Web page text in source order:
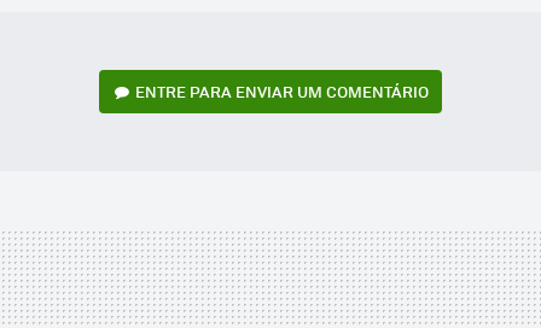
ENTRE PARA ENVIAR UM COMENTÁRIO